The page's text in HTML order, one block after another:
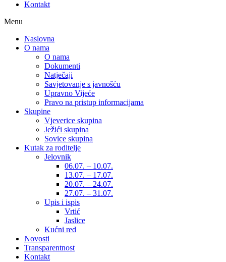
Kontakt
Menu
Naslovna
O nama
O nama
Dokumenti
Natječaji
Savjetovanje s javnošću
Upravno Vijeće
Pravo na pristup informacijama
Skupine
Vjeverice skupina
Ježići skupina
Sovice skupina
Kutak za roditelje
Jelovnik
06.07. – 10.07.
13.07. – 17.07.
20.07. – 24.07.
27.07. – 31.07.
Upis i ispis
Vrtić
Jaslice
Kućni red
Novosti
Transparentnost
Kontakt